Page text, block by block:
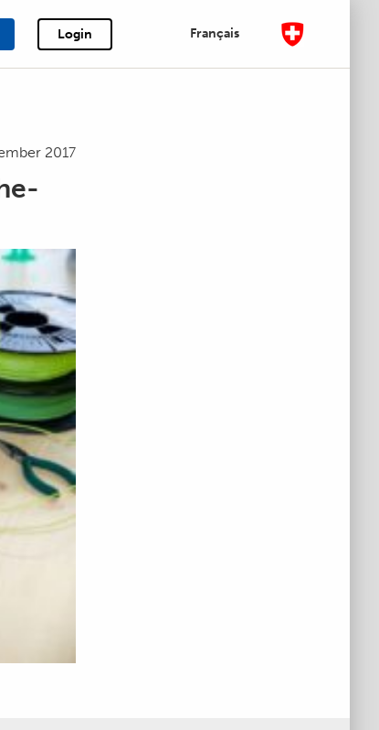
Login Français
2017